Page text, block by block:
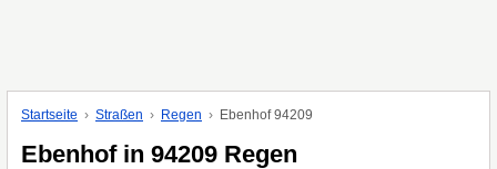
Startseite Straßen Regen Ebenhof 94209
Ebenhof in 94209 Regen